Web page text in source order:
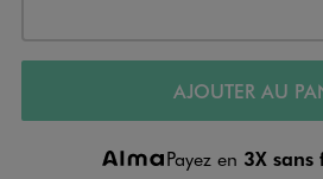
AJOUTER AU
Payez en 3X sans